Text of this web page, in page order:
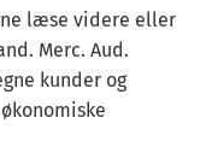
læse videre eller
Merc. Aud.
kunder og